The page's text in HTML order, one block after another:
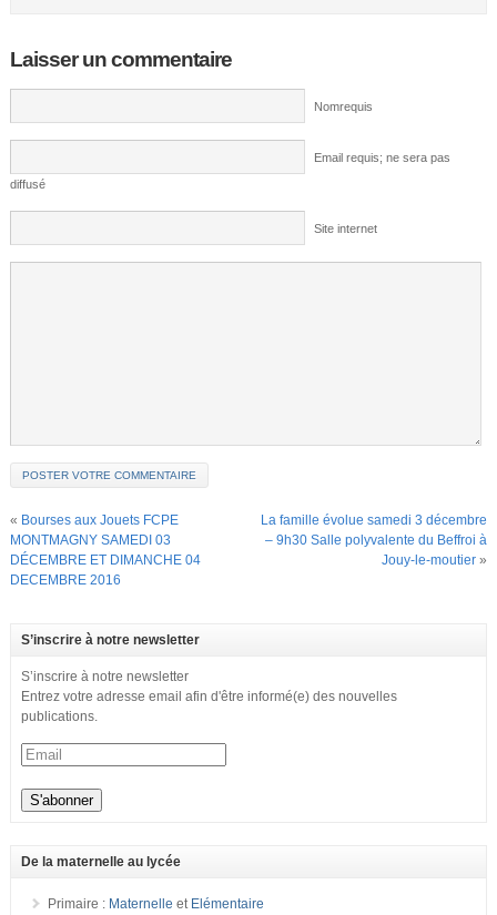
Laisser un commentaire
Nomrequis
Email requis; ne sera pas
diffusé
Site internet
« Bourses aux Jouets FCPE
MONTMAGNY SAMEDI 03
DÉCEMBRE ET DIMANCHE 04
DECEMBRE 2016
La famille évolue samedi 3 décembre
– 9h30 Salle polyvalente du Beffroi à
Jouy-le-moutier »
S’inscrire à notre newsletter
S’inscrire à notre newsletter
Entrez votre adresse email afin d'être informé(e) des nouvelles
publications.
De la maternelle au lycée
Primaire : Maternelle et Elémentaire